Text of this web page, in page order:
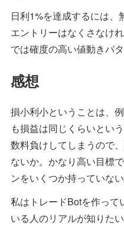
日利1%を達成するには、
エントリーはなくさなけ
では確度の高い値動きパ
感想
損小利小ということは、
も損益は同じくらいとい
数料負けしてしまうので
ないか。かなり高い目標
ンをいくつか持っていない
私はトレードBotを作って
いる人のリアルが知りた